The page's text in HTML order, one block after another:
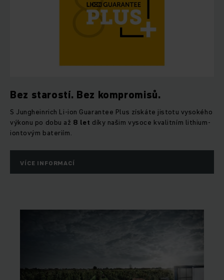
Bez starostí. Bez kompromisů.
S Jungheinrich Li-ion Guarantee Plus získáte jistotu vysokého
výkonu po dobu až 8 let díky našim vysoce kvalitním lithium-
iontovým bateriím.
VÍCE INFORMACÍ